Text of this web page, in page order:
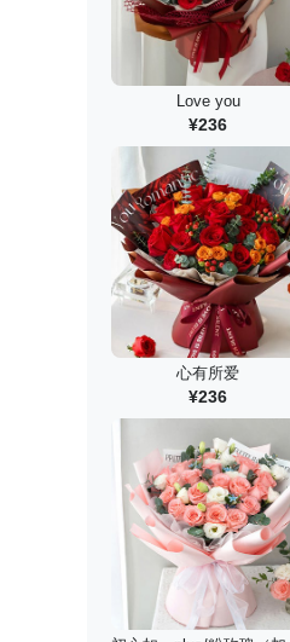
Love you
¥236
心有所爱
¥236